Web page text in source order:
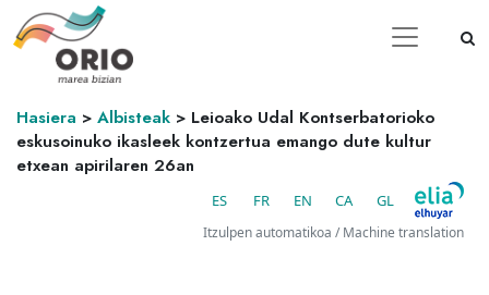
Hasiera > Albisteak > Leioako Udal Kontserbatorioko
eskusoinuko ikasleek kontzertua emango dute kultur
etxean apirilaren 26an
ES FR EN CA GL
Itzulpen automatikoa / Machine translation